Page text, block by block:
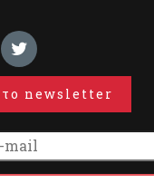
newsletter